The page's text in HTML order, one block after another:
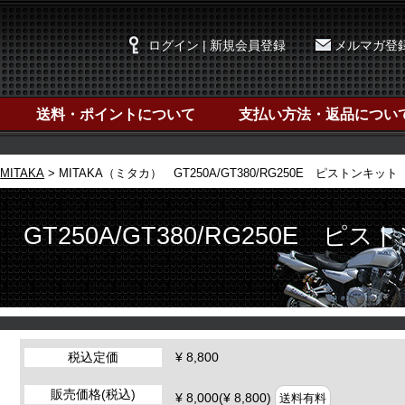
ログイン | 新規会員登録 メルマガ登
送料・ポイントについて 支払い方法・返品につい
MITAKA MITAKA（ミタカ） GT250A/GT380/RG250E ピストンキット
GT250A/GT380/RG250E ピスト
税込定価 ¥ 8,800
販売価格(税込) ¥ 8,000(¥ 8,800) 送料有料